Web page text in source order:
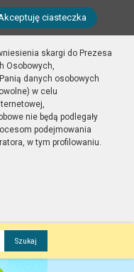
ciasteczka
skargi do Prezesa
Osobowych,
danych osobowych
w celu
nie będą podlegały
podejmowania
w tym profilowaniu.